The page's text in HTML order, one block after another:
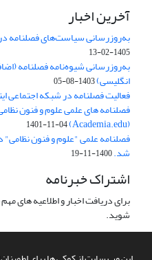
آخرین اخبار
به‌روزرسانی سیاست‌های
1405-02-13
به‌روزرسانی شیوه‌نامه فصلنامه
انگلیسی)1403-08-05
فعالیت فصلنامه در شبکه اجتماعی
فصلنامه های علمی علوم و فنون
(Academia.edu)
1401-11-04
شد.1400-11-19
اشتراک خبرنامه
برای دریافت اخبار و اطلاعیه های
شوید.